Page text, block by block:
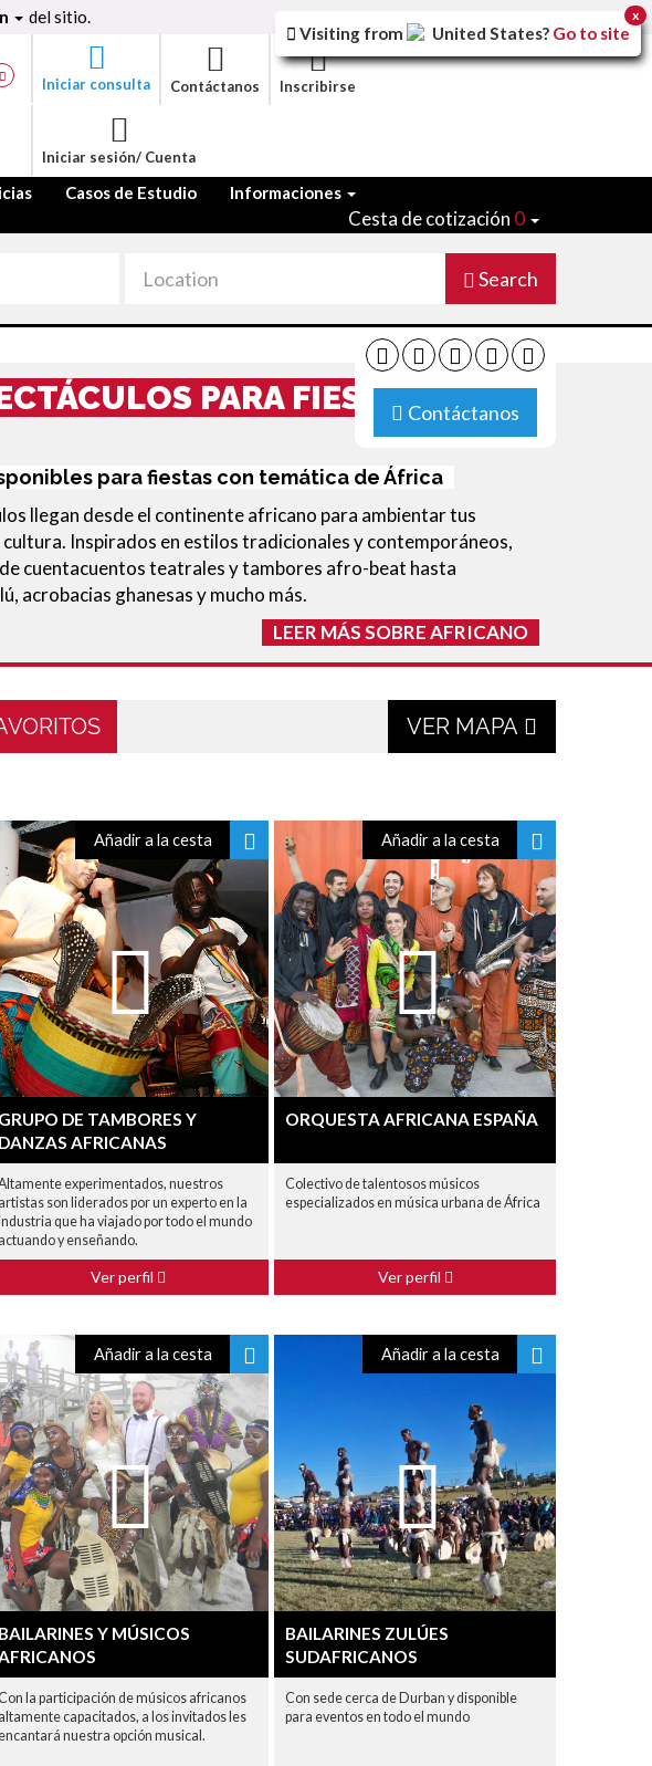
del sitio.
Iniciar consulta Contáctanos Inscribirse
Iniciar sesión/ Cuenta
Casos de Estudio Informaciones
Cesta de cotización 0
Search
Contáctanos
PARA FIESTA
para fiestas con temática de África
llegan desde el continente africano para ambientar tus
Inspirados en estilos tradicionales y contemporáneos,
cuentacuentos teatrales y tambores afro-beat hasta
acrobacias ghanesas y mucho más.
LEER MÁS SOBRE AFRICANO
VER MAPA
Añadir a la cesta
GRUPO DE TAMBORES Y
DANZAS AFRICANAS
experimentados, nuestros
artistas son liderados por un experto en la
que ha viajado por todo el mundo
actuando y enseñando.
Ver perfil
Añadir a la cesta
ORQUESTA AFRICANA ESPAÑA
Colectivo de talentosos músicos
especializados en música urbana de África
Ver perfil
Añadir a la cesta
BAILARINES Y MÚSICOS
la participación de músicos africanos
altamente capacitados, a los invitados les
encantará nuestra opción musical.
Añadir a la cesta
BAILARINES ZULÚES
SUDAFRICANOS
Con sede cerca de Durban y disponible
para eventos en todo el mundo
Visiting from United States? Go to site
x